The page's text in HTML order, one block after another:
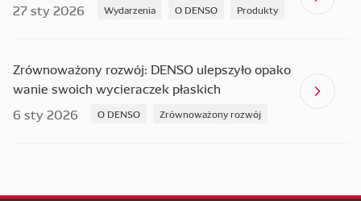
27 sty 2026
Wydarzenia O DENSO Produkty
Zrównoważony rozwój: DENSO ulepszyło opako
wanie swoich wycieraczek płaskich
6 sty 2026
O DENSO Zrównoważony rozwój